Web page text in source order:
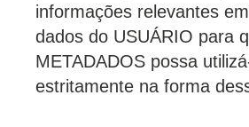
informações relevantes
dados do USUÁRIO para
METADADOS possa
estritamente na forma